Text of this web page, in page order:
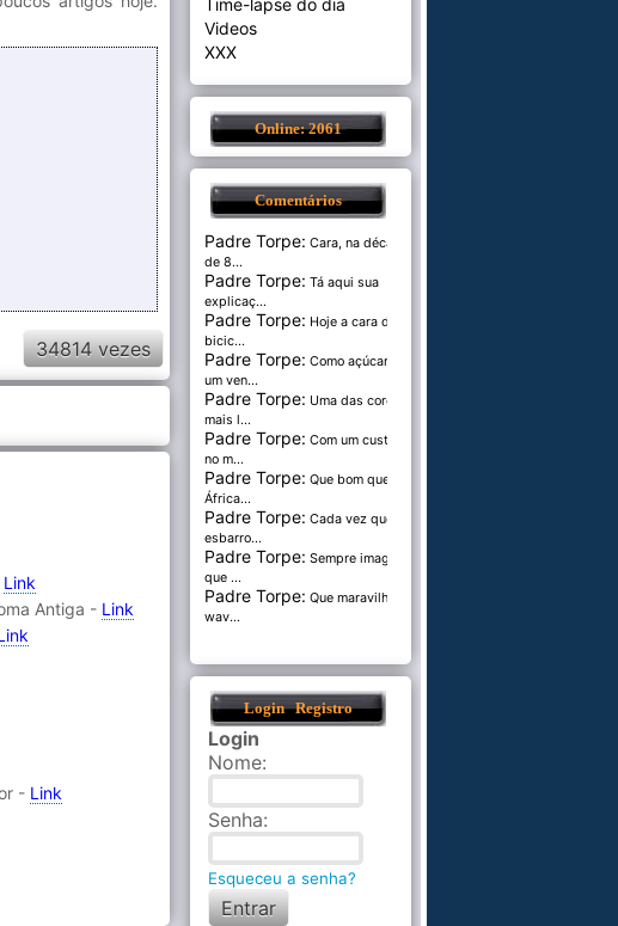
34814 vezes
Link
Antiga - Link
- Link
Time-lapse do dia
Videos
XXX
Online: 2061
Comentários
Padre Torpe: Cara, na década
de 8...
Padre Torpe: Tá aqui sua
explicaç...
Padre Torpe: Hoje a cara de
bicic...
Padre Torpe: Como açúcar é
um ven...
Padre Torpe: Uma das cores
mais l...
Padre Torpe: Com um custo de
no m...
Padre Torpe: Que bom que a
África...
Padre Torpe: Cada vez que
esbarro...
Padre Torpe: Sempre imaginei
que ...
Padre Torpe: Que maravilha de
wav...
Login Registro
Login
Nome:
Senha:
Esqueceu a senha?